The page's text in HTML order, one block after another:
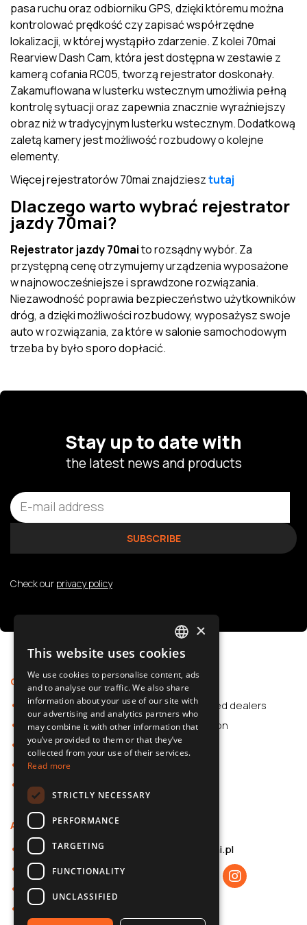
pasa ruchu oraz odbiorniku GPS, dzięki któremu można
kontrolować prędkość czy zapisać współrzędne
lokalizacji, w której wystąpiło zdarzenie. Z kolei 70mai
Rearview Dash Cam, która jest dostępna w zestawie z
kamerą cofania RC05, tworzą rejestrator doskonały.
Zakamuflowana w lusterku wstecznym umożliwia pełną
kontrolę sytuacji oraz zapewnia znacznie wyraźniejszy
obraz niż w tradycyjnym lusterku wstecznym. Dodatkową
zaletą kamery jest możliwość rozbudowy o kolejne
elementy.
Więcej rejestratorów 70mai znajdziesztutaj
Dlaczego warto wybrać rejestrator
jazdy 70mai?
Rejestrator jazdy 70maito rozsądny wybór. Za
przystępną cenę otrzymujemy urządzenia wyposażone
w najnowocześniejsze i sprawdzone rozwiązania.
Niezawodność poprawia bezpieczeństwo użytkowników
dróg, a dzięki możliwości rozbudowy, wyposażysz swoje
auto w rozwiązania, za które w salonie samochodowym
trzeba by było sporo dopłacić.
Stay up to date with
the latest news and products
Check our privacy policy
Offer
Car Accessories
Dash Cams
Car Accessories
Dash Cams
Shop
Support
Authorized dealers
Application
About us
About 70mai
Privacy policy
B2B cooperation
Contact
b2b@70mai.pl
POLISH
SLOVAK
ENGLISH
CZECH
×
This website uses cookies
We use cookies to personalise content, ads
and to analyse our traffic. We also share
information about your use of our site with
our advertising and analytics partners who
may combine it with other information that
you’ve provided to them or that they’ve
collected from your use of their services.
Read more
STRICTLY NECESSARY
PERFORMANCE
TARGETING
FUNCTIONALITY
UNCLASSIFIED